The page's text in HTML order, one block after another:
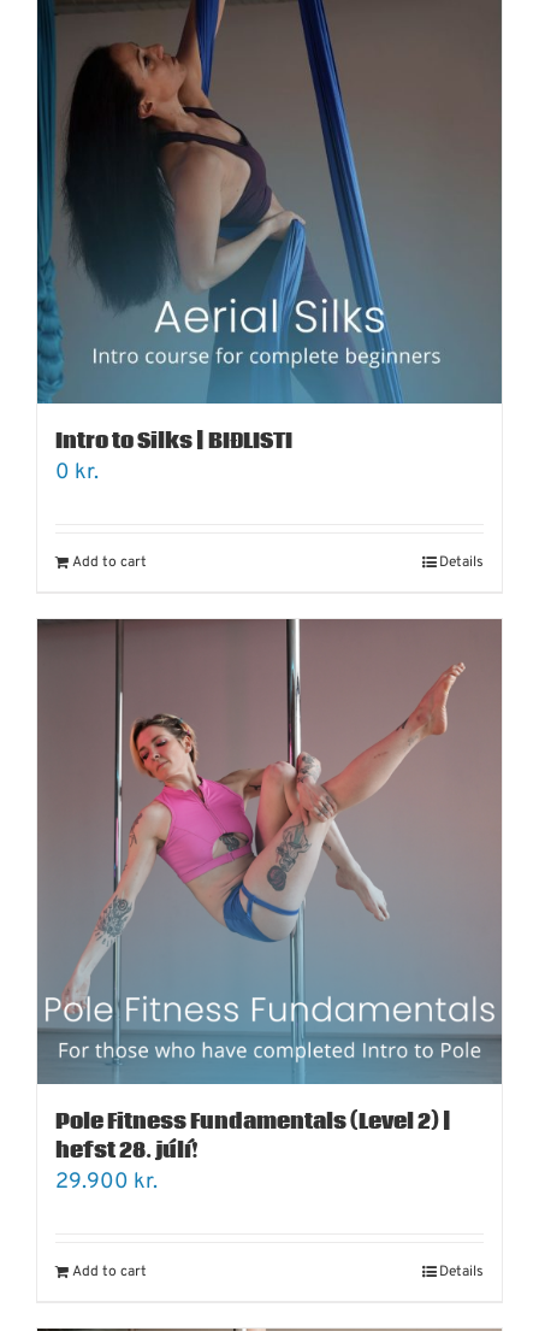
Intro to Silks | BIÐLISTI
0 kr.
Add to cart Details
Pole Fitness Fundamentals (Level 2) |
hefst 28. júlí!
29.900 kr.
Add to cart Details